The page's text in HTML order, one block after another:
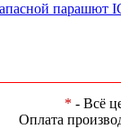
парашют
* - Всё
Оплата